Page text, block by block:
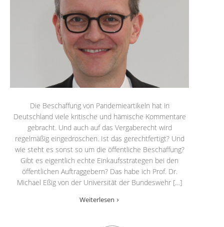
Die Beschaffung von Pandemieartikeln hat in
Deutschland viele kritische und hämische Kommentare
gebracht. Und auch auf das Vergaberecht wird
regelmäßig eingedroschen. Ist das gerechtfertigt? Und
wie steht es sonst so um die öffentliche Beschaffung?
Gibt es eigentlich echte Einkaufsstrategen bei den
öffentlichen Auftraggebern? Das habe ich Prof. Dr.
Michael Eßig von der Universität der Bundeswehr […]
Weiterlesen